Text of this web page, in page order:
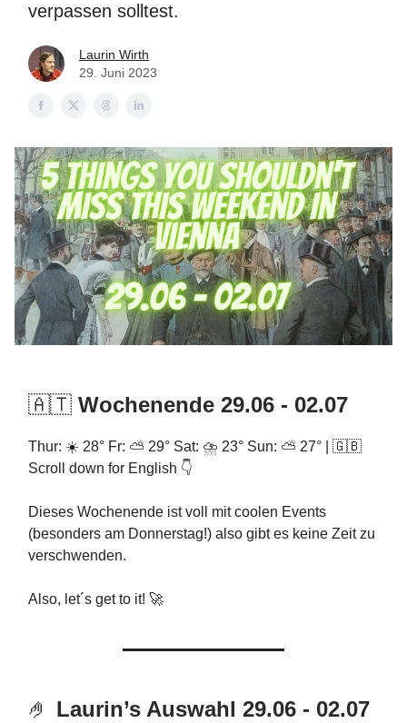
verpassen solltest.
Laurin Wirth
29. Juni 2023
🇦🇹 Wochenende 29.06 - 02.07
Thur: ☀️ 28° Fr: ⛅ 29° Sat: ⛈️ 23° Sun: ⛅ 27° | 🇬🇧
Scroll down for English 👇
Dieses Wochenende ist voll mit coolen Events
(besonders am Donnerstag!) also gibt es keine Zeit zu
verschwenden.
Also, let´s get to it! 🚀
🤌 Laurin’s Auswahl 29.06 - 02.07